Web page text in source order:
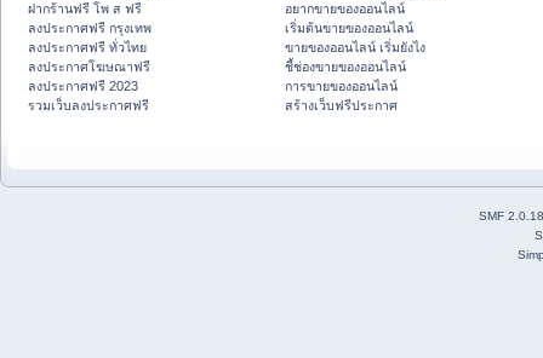
ฝากร้านฟรี โพ ส ฟรี
ลงประกาศฟรี กรุงเทพ
ลงประกาศฟรี ทั่วไทย
ลงประกาศโฆษณาฟรี
ลงประกาศฟรี 2023
รวมเว็บลงประกาศฟรี
อยากขายของออนไลน์
เริ่มต้นขายของออนไลน์
ขายของออนไลน์ เริ่มยังไง
ชี้ช่องขายของออนไลน์
การขายของออนไลน์
สร้างเว็บฟรีประกาศ
SMF 2.0.18